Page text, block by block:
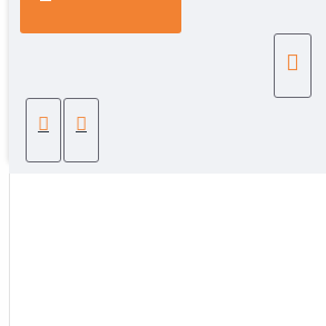
Material: 65 % Polyester / 35 % Baumwolle
Eigenschaften: Waschbar bis 60 Grad
In verschiedenen Farben erhältlich